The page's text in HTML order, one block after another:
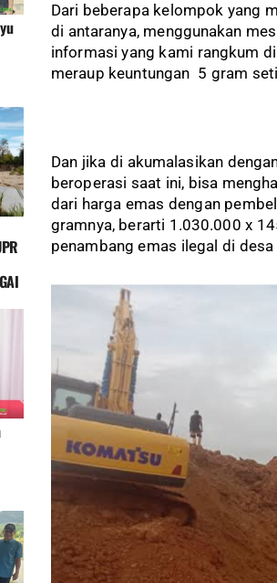
Dari beberapa kelompok yang
di antaranya, menggunakan
informasi yang kami rangkum
meraup keuntungan 5 gram
Dan jika di akumalasikan
beroperasi saat ini, bisa
dari harga emas dengan
gramnya, berarti 1.030.000 x
penambang emas ilegal di